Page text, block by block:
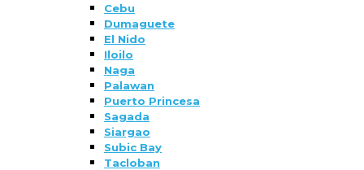
Cebu
Dumaguete
El Nido
Iloilo
Naga
Palawan
Puerto Princesa
Sagada
Siargao
Subic Bay
Tacloban